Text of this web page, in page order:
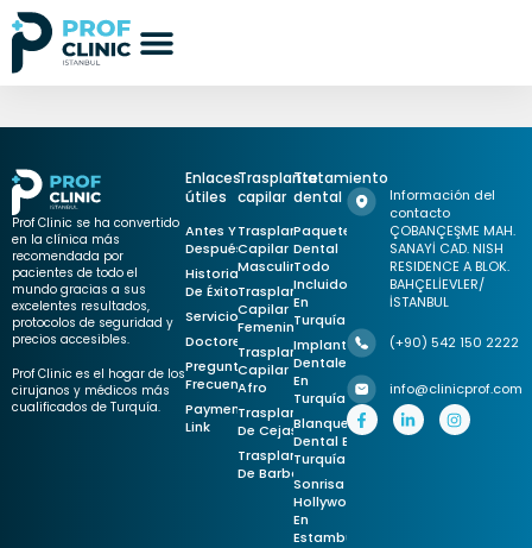
Prof Clinic se ha convertido
en la clínica más
recomendada por
pacientes de todo el
mundo gracias a sus
excelentes resultados,
protocolos de seguridad y
precios accesibles.
Prof Clinic es el hogar de los
cirujanos y médicos más
cualificados de Turquía.
Enlaces
útiles
Antes Y
Después
Historias
De Éxito
Servicios
Doctores
Preguntas
Frecuentes
Payment
Link
Trasplante
capilar
Trasplante
Capilar
Masculino
Trasplante
Capilar
Femenino
Trasplante
Capilar
Afro
Trasplante
De Cejas
Trasplante
De Barba
Tratamiento
dental
Paquete
Dental
Todo
Incluido
En
Turquía
Implantes
Dentales
En
Turquía
Blanqueamiento
Dental En
Turquía
Sonrisa De
Hollywood
En
Estambul
Información del
contacto
ÇOBANÇEŞME MAH.
SANAYİ CAD. NISH
RESIDENCE A BLOK.
BAHÇELİEVLER/
İSTANBUL
(+90) 542 150 2222
info@clinicprof.com